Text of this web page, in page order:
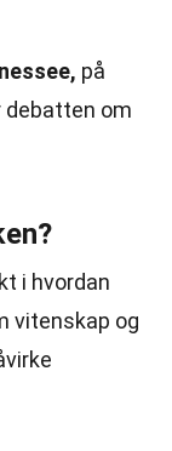
på
om
i hvordan
vitenskap og